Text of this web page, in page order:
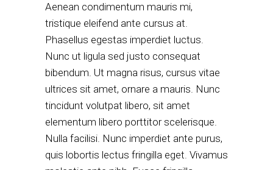
Aenean condimentum mauris mi,
tristique eleifend ante cursus at.
Phasellus egestas imperdiet luctus.
Nunc ut ligula sed justo consequat
bibendum. Ut magna risus, cursus vitae
ultrices sit amet, ornare a mauris. Nunc
tincidunt volutpat libero, sit amet
elementum libero porttitor scelerisque.
Nulla facilisi. Nunc imperdiet ante purus,
quis lobortis lectus fringilla eget. Vivamus